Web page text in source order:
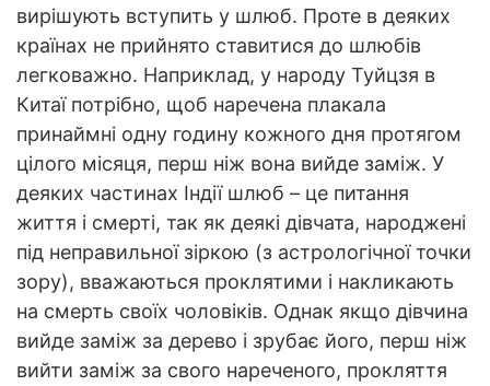
вирішують вступить у шлюб. Проте в деяких
країнах не прийнято ставитися до шлюбів
легковажно. Наприклад, у народу Туйцзя в
Китаї потрібно, щоб наречена плакала
принаймні одну годину кожного дня протягом
цілого місяця, перш ніж вона вийде заміж. У
деяких частинах Індії шлюб – це питання
життя і смерті, так як деякі дівчата, народжені
під неправильної зіркою (з астрологічної точки
зору), вважаються проклятими і накликають
на смерть своїх чоловіків. Однак якщо дівчина
вийде заміж за дерево і зрубає його, перш ніж
вийти заміж за свого нареченого, прокляття